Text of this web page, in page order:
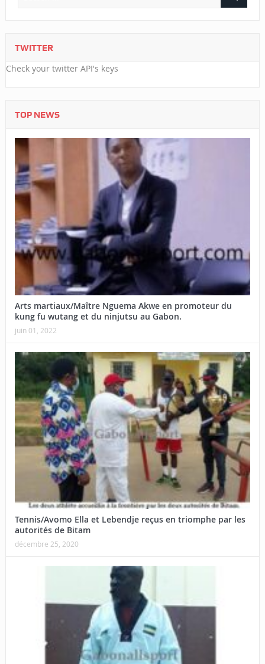
TWITTER
Check your twitter API's keys
TOP NEWS
Arts martiaux/Maître Nguema Akwe en promoteur du
kung fu wutang et du ninjutsu au Gabon.
juin 01, 2022
Tennis/Avomo Ella et Lebendje reçus en triomphe par les
autorités de Bitam
décembre 25, 2020